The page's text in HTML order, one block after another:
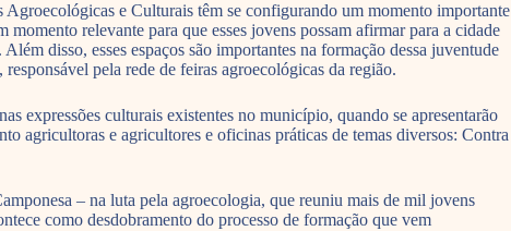
e Culturais têm se configurando um momento importante
relevante para que esses jovens possam afirmar para a cidade
disso, esses espaços são importantes na formação dessa juventude
pela rede de feiras agroecológicas da região.
expressões culturais existentes no município, quando se apresentarão
agricultoras e agricultores e oficinas práticas de temas diversos: Contra
– na luta pela agroecologia, que reuniu mais de mil jovens
como desdobramento do processo de formação que vem